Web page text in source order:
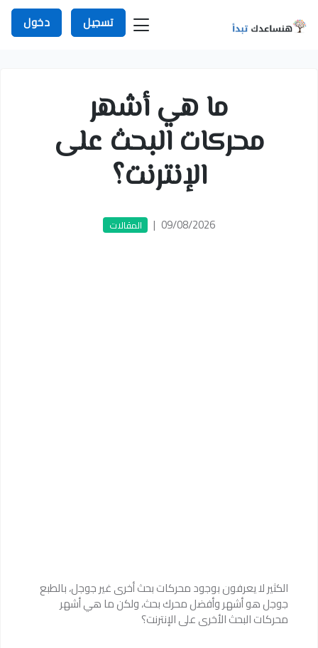
تسجيل دخول
ما هي أشهر
محركات البحث على
الإنترنت؟
09/08/2026
| المقالات
الكثير لا يعرفون بوجود محركات بحث أخرى غير جوجل، بالطبع
جوجل هو أشهر وأفضل محرك بحث، ولكن ما هي أشهر
محركات البحث الأخرى على الإنترنت؟